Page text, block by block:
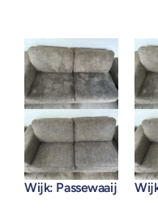
Wijk: Passewaaij